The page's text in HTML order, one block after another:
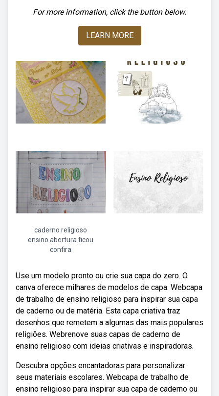
For more information, click the button below.
LEARN MORE
caderno religioso
ensino abertura ficou
confira
Use um modelo pronto ou crie sua capa do zero. O
canva oferece milhares de modelos de capa. Webcapa
de trabalho de ensino religioso para inspirar sua capa
de caderno ou de matéria. Esta capa criativa traz
desenhos que remetem a algumas das mais populares
religiões. Webrenove suas capas de caderno de
ensino religioso com ideias criativas e inspiradoras.
Descubra opções encantadoras para personalizar
seus materiais escolares. Webcapa de trabalho de
ensino religioso para inspirar sua capa de caderno ou